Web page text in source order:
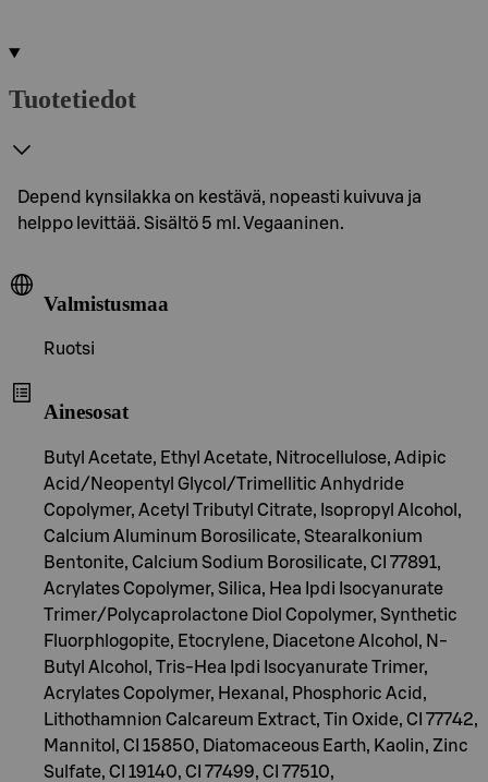
Tuotetiedot
Depend kynsilakka on kestävä, nopeasti kuivuva ja
helppo levittää. Sisältö 5 ml. Vegaaninen.
Valmistusmaa
Ruotsi
Ainesosat
Butyl Acetate, Ethyl Acetate, Nitrocellulose, Adipic
Acid/Neopentyl Glycol/Trimellitic Anhydride
Copolymer, Acetyl Tributyl Citrate, Isopropyl Alcohol,
Calcium Aluminum Borosilicate, Stearalkonium
Bentonite, Calcium Sodium Borosilicate, CI 77891,
Acrylates Copolymer, Silica, Hea Ipdi Isocyanurate
Trimer/Polycaprolactone Diol Copolymer, Synthetic
Fluorphlogopite, Etocrylene, Diacetone Alcohol, N-
Butyl Alcohol, Tris-Hea Ipdi Isocyanurate Trimer,
Acrylates Copolymer, Hexanal, Phosphoric Acid,
Lithothamnion Calcareum Extract, Tin Oxide, CI 77742,
Mannitol, CI 15850, Diatomaceous Earth, Kaolin, Zinc
Sulfate, CI 19140, CI 77499, CI 77510,